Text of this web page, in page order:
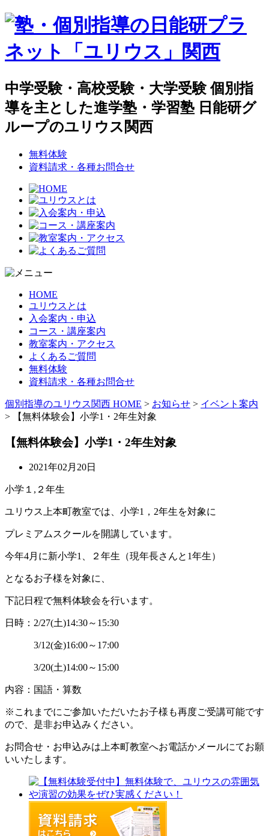
中学受験・高校受験・大学受験 個別指
導を主とした進学塾・学習塾 日能研グ
ループのユリウス関西
無料体験
資料請求・各種お問合せ
HOME
ユリウスとは
入会案内・申込
コース・講座案内
教室案内・アクセス
よくあるご質問
無料体験
資料請求・各種お問合せ
個別指導のユリウス関西 HOME > お知らせ > イベント案内
>
【無料体験会】小学1・2年生対象
【無料体験会】小学1・2年生対象
2021年02月20日
小学１,２年生
ユリウス上本町教室では、小学1，2年生を対象に
プレミアムスクールを開講しています。
今年4月に新小学1、２年生（現年長さんと1年生）
となるお子様を対象に、
下記日程で無料体験会を行います。
日時：2/27(土)14:30～15:30
3/12(金)16:00～17:00
3/20(土)14:00～15:00
内容：国語・算数
※これまでにご参加いただいたお子様も再度ご受講可能です
ので、是非お申込みください。
お問合せ・お申込みは上本町教室へお電話かメールにてお願
いいたします。